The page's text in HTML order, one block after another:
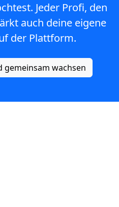
Jeder Profi, den
auch deine eigene
der Plattform.
gemeinsam wachsen